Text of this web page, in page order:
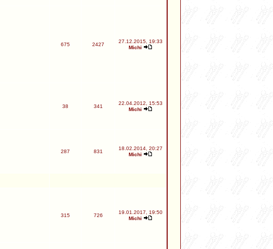
675 2427
27.12.2015, 19:33
Michi
38 341
22.04.2012, 15:53
Michi
287 831
18.02.2014, 20:27
Michi
315 726
19.01.2017, 19:50
Michi